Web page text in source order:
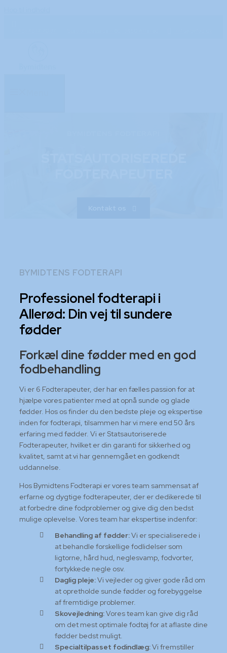
BYMIDTENS FODTERAPI
Professionel fodterapi i
Allerød: Din vej til sundere
fødder
Forkæl dine fødder med en god
fodbehandling
Vi er 6 Fodterapeuter, der har en fælles passion for at
hjælpe vores patienter med at opnå sunde og glade
fødder. Hos os finder du den bedste pleje og ekspertise
inden for fodterapi, tilsammen har vi mere end 50 års
erfaring med fødder. Vi er Statsautoriserede
Fodterapeuter, hvilket er din garanti for sikkerhed og
kvalitet, samt at vi har gennemgået en godkendt
uddannelse.
Hos Bymidtens Fodterapi er vores team sammensat af
erfarne og dygtige fodterapeuter, der er dedikerede til
at forbedre dine fodproblemer og give dig den bedst
mulige oplevelse. Vores team har ekspertise indenfor:
Behandling af fødder:Vi er specialiserede i
at behandle forskellige fodlidelser som
ligtorne, hård hud, neglesvamp, fodvorter,
fortykkede negle osv.
Daglig pleje:Vi vejleder og giver gode råd om
at opretholde sunde fødder og forebyggelse
af fremtidige problemer.
Skovejledning:Vores team kan give dig råd
om det mest optimale fodtøj for at aflaste dine
fødder bedst muligt.
Specialtilpasset fodindlæg:Vi fremstiller